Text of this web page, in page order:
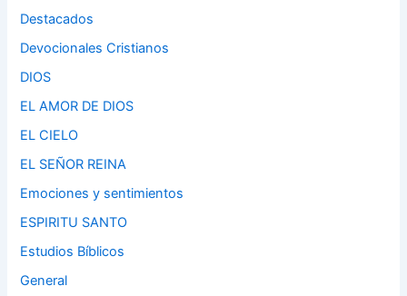
Destacados
Devocionales Cristianos
DIOS
EL AMOR DE DIOS
EL CIELO
EL SEÑOR REINA
Emociones y sentimientos
ESPIRITU SANTO
Estudios Bíblicos
General